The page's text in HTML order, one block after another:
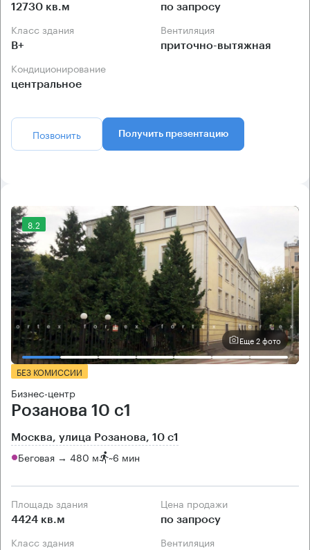
12730 кв.м по запросу
Класс здания
B+
Вентиляция
приточно-вытяжная
Кондиционирование
центральное
Позвонить Получить презентацию
8.2
Еще 2 фото
БЕЗ КОМИССИИ
Бизнес-центр
Розанова 10 с1
Москва, улица Розанова, 10 с1
Беговая → 480 м ~6 мин
Площадь здания
4424 кв.м
Цена продажи
по запросу
Класс здания Вентиляция